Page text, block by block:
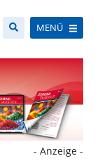
MENÜ
- Anzeige -